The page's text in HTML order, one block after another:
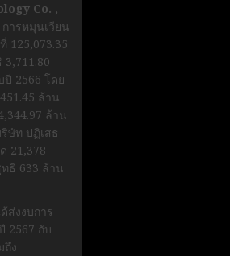
Co. ,
การหมุนเวียน
125,073.35
ปี 2566 โดย
ล้าน
ล้าน
ษัท ปฏิเสธ
21,378
ธิ 633 ล้าน
ส่งงบการ
2567 กับ
ง